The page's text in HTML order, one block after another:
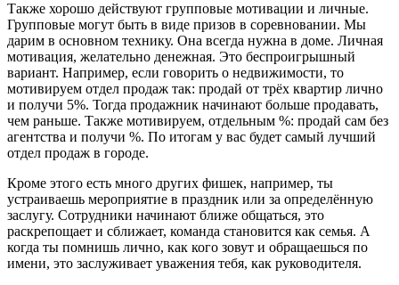
Также хорошо действуют групповые мотивации и личные.
Групповые могут быть в виде призов в соревновании. Мы
дарим в основном технику. Она всегда нужна в доме. Личная
мотивация, желательно денежная. Это беспроигрышный
вариант. Например, если говорить о недвижимости, то
мотивируем отдел продаж так: продай от трёх квартир лично
и получи 5%. Тогда продажник начинают больше продавать,
чем раньше. Также мотивируем, отдельным %: продай сам без
агентства и получи %. По итогам у вас будет самый лучший
отдел продаж в городе.
Кроме этого есть много других фишек, например, ты
устраиваешь мероприятие в праздник или за определённую
заслугу. Сотрудники начинают ближе общаться, это
раскрепощает и сближает, команда становится как семья. А
когда ты помнишь лично, как кого зовут и обращаешься по
имени, это заслуживает уважения тебя, как руководителя.